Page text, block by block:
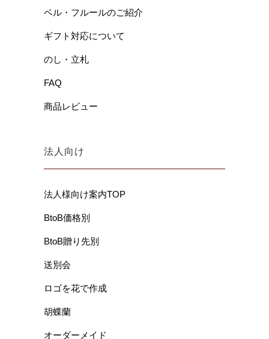
ベル・フルールのご紹介
ギフト対応について
のし・立札
FAQ
商品レビュー
法人向け
法人様向け案内TOP
BtoB価格別
BtoB贈り先別
送別会
ロゴを花で作成
胡蝶蘭
オーダーメイド